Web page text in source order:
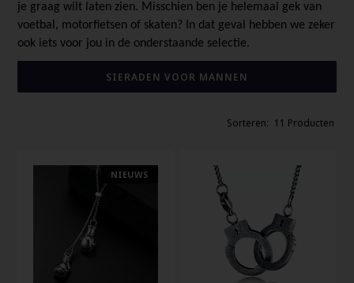
je graag wilt laten zien. Misschien ben je helemaal gek van
voetbal, motorfietsen of skaten? In dat geval hebben we zeker
ook iets voor jou in de onderstaande selectie.
SIERADEN VOOR MANNEN
11 Producten
NIEUWS